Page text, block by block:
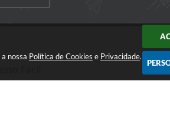
nossa Política de Cookies e Privacidade.